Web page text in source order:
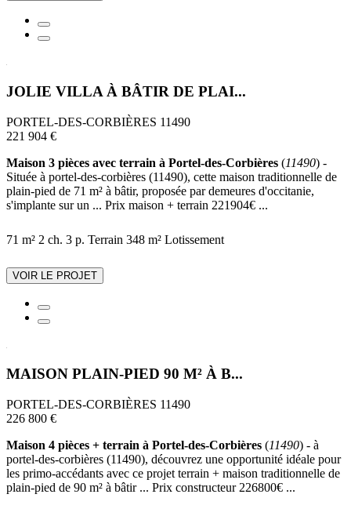
JOLIE VILLA À BÂTIR DE PLAI...
PORTEL-DES-CORBIÈRES 11490
221 904 €
Maison 3 pièces avec terrain à Portel-des-Corbières (11490) -
Située à portel-des-corbières (11490), cette maison traditionnelle de
plain-pied de 71 m² à bâtir, proposée par demeures d'occitanie,
s'implante sur un ... Prix maison + terrain 221904€ ...
71 m² 2 ch. 3 p. Terrain 348 m² Lotissement
VOIR LE PROJET
MAISON PLAIN-PIED 90 M² À B...
PORTEL-DES-CORBIÈRES 11490
226 800 €
Maison 4 pièces + terrain à Portel-des-Corbières (11490) - à
portel-des-corbières (11490), découvrez une opportunité idéale pour
les primo-accédants avec ce projet terrain + maison traditionnelle de
plain-pied de 90 m² à bâtir ... Prix constructeur 226800€ ...